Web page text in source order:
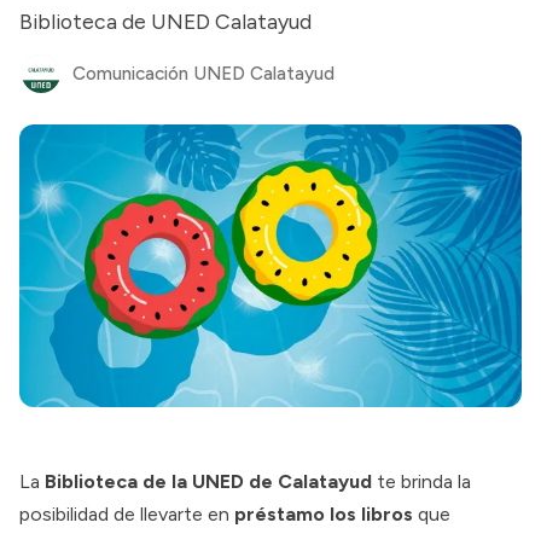
Biblioteca de UNED Calatayud
Comunicación UNED Calatayud
La Biblioteca de la UNED de Calatayud te brinda la
posibilidad de llevarte en préstamo los libros que